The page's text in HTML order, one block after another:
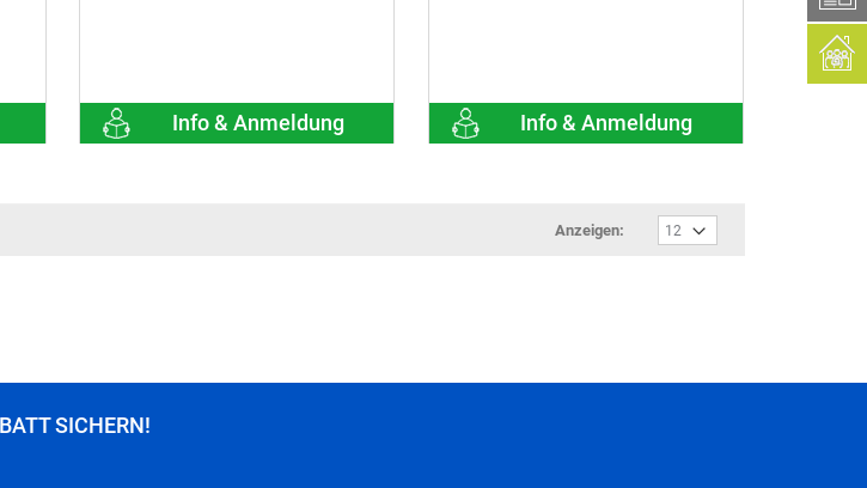
Info & Anmeldung Info & Anmeldung
Anzeigen:
SICHERN!